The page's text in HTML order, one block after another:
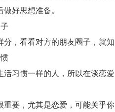
好思想准备。
看看对方的朋友圈子，就知
惯一样的人，所以在谈恋爱
，尤其是恋爱，可能关乎你